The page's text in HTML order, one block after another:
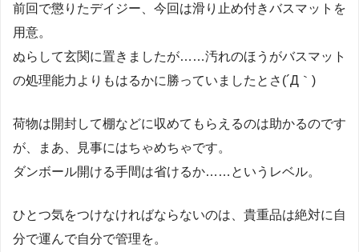
前回で懲りたデイジー、今回は滑り止め付きバスマットを
用意。
ぬらして玄関に置きましたが……汚れのほうがバスマット
の処理能力よりもはるかに勝っていましたとさ(´Д｀)
荷物は開封して棚などに収めてもらえるのは助かるのです
が、まあ、見事にはちゃめちゃです。
ダンボール開ける手間は省けるか……というレベル。
ひとつ気をつけなければならないのは、貴重品は絶対に自
分で運んで自分で管理を。